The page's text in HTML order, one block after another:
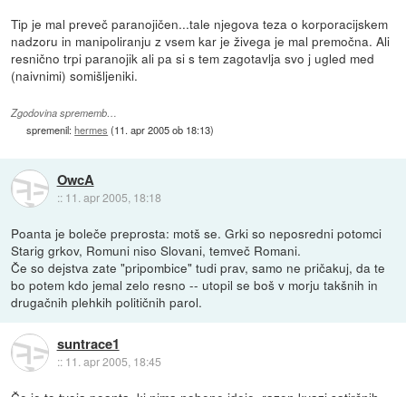
Tip je mal preveč paranojičen...tale njegova teza o korporacijskem
nadzoru in manipoliranju z vsem kar je živega je mal premočna. Ali
resnično trpi paranojik ali pa si s tem zagotavlja svo j ugled med
(naivnimi) somišljeniki.
Zgodovina sprememb…
spremenil:hermes (11. apr 2005 ob 18:13)
OwcA
:: 11. apr 2005, 18:18
Poanta je boleče preprosta: motš se. Grki so neposredni potomci
Starig grkov, Romuni niso Slovani, temveč Romani.
Če so dejstva zate "pripombice" tudi prav, samo ne pričakuj, da te
bo potem kdo jemal zelo resno -- utopil se boš v morju takšnih in
drugačnih plehkih političnih parol.
suntrace1
:: 11. apr 2005, 18:45